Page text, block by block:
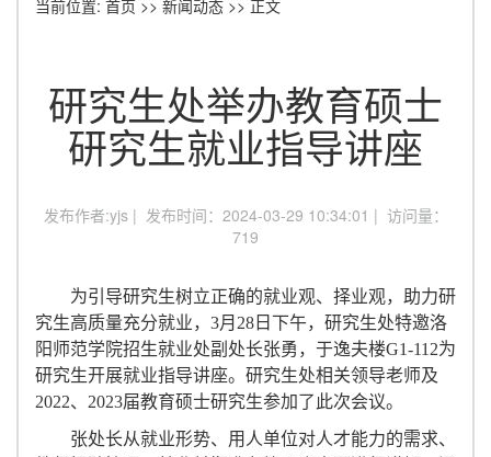
当前位置: 首页 >> 新闻动态 >> 正文
研究生处举办教育硕士
研究生就业指导讲座
发布作者:yjs | 发布时间：2024-03-29 10:34:01 | 访问量：
719
为引导研究生树立正确的就业观、择业观，助力研
究生高质量充分就业， 3月28日下午，研究生处特邀洛
阳师范学院招生就业处副处长张勇，于逸夫楼G1-112为
研究生开展就业指导讲座。研究生处相关领导老师及
2022、2023届教育硕士研究生参加了此次会议。
张处长从就业形势、用人单位对人才能力的需求、